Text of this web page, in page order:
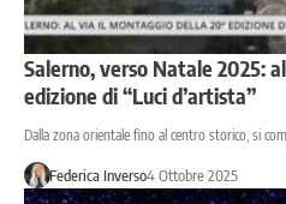
Salerno, verso Natale 2025:
edizione di “Luci d’artista”
Dalla zona orientale fino al centro storico, si
Federica Inverso4 Ottobre 2025